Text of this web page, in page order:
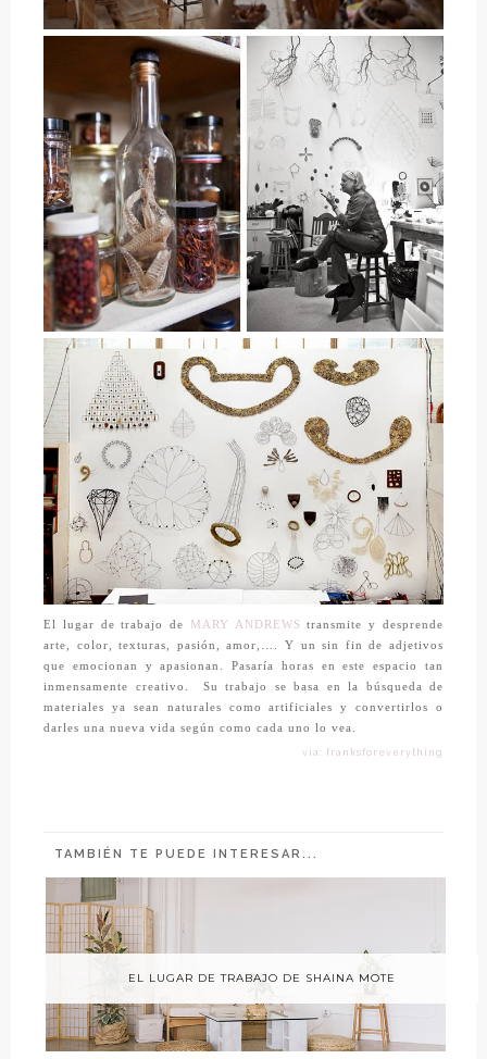
El lugar de trabajo de MARY ANDREWS
transmite y desprende
arte, color, texturas, pasión, amor,…. Y un sin fin de adjetivos
que emocionan y apasionan. Pasaría horas en este espacio tan
inmensamente creativo. Su trabajo se basa en la búsqueda de
materiales ya sean naturales como artificiales y convertirlos o
darles una nueva vida según como cada uno lo vea.
vía: franksforeverything
TAMBIÉN TE PUEDE INTERESAR...
EL LUGAR DE TRABAJO DE SHAINA MOTE